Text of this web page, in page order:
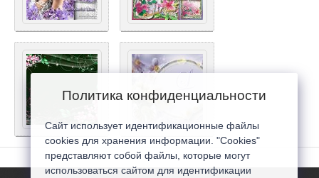
Политика конфиденциальности
Сайт использует идентификационные файлы
cookies для хранения информации. "Cookies"
представляют собой файлы, которые могут
использоваться сайтом для идентификации